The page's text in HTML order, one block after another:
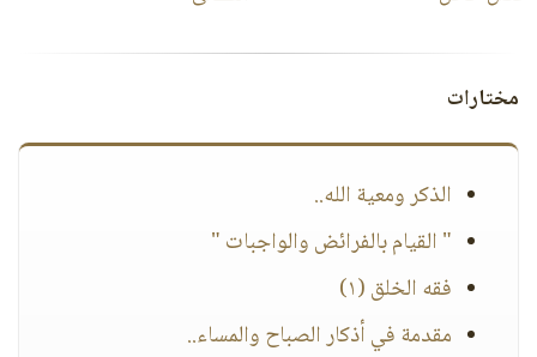
مختارات
الذكر ومعية الله..
" القيام بالفرائض والواجبات "
فقه الخلق (١)
مقدمة في أذكار الصباح والمساء..